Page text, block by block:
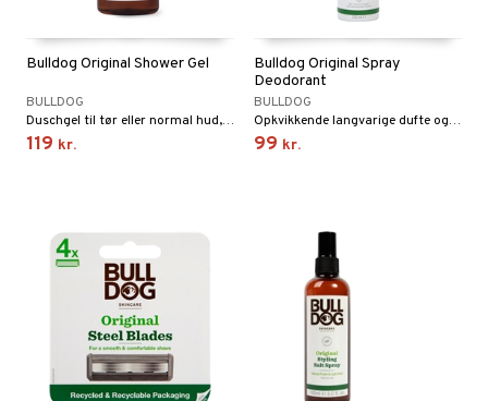
Bulldog Original Shower Gel
BULLDOG
Duschgel til tør eller normal hud, med en aromatisk blanding af citrus, frisk mynte, eukalyptus, cedertræ og patchouli.
119 kr.
Bulldog Original Spray
Deodorant
BULLDOG
Opkvikkende langvarige dufte og lugtkontrolteknologi for at give beskyttelse 24 timer i døgnet.
99 kr.